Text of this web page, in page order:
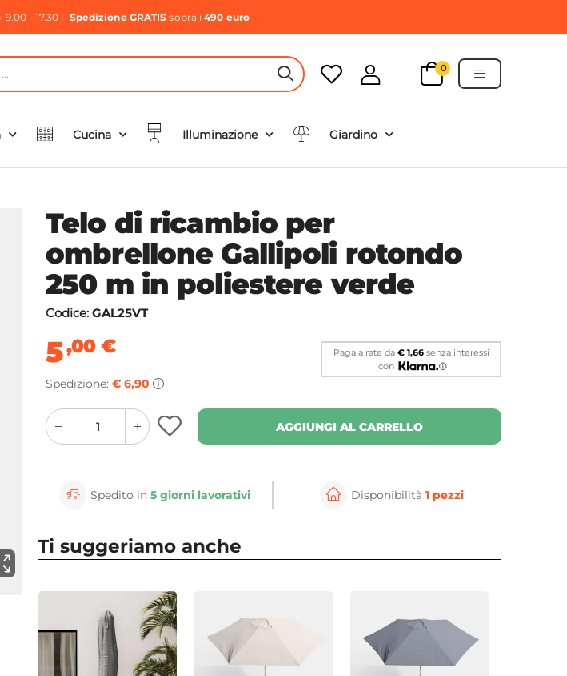
- 17.30 | Spedizione GRATIS sopra i490 euro
HEADER SEARCH BUTTON
0
Cucina Illuminazione Giardino
⚲ Clicca per ingrandire
Telo di ricambio per
ombrellone Gallipoli rotondo
250 m in poliestere verde
Codice: GAL25VT
5,00 €
Spedizione: € 6,90
Paga a rate da € 1,66senza interessi
con
quantity
button
quantity
minus
button
AGGIUNGI AL CARRELLO
Spedito in5 giorni lavorativi Disponibilità 1 pezzi
Ti suggeriamo anche